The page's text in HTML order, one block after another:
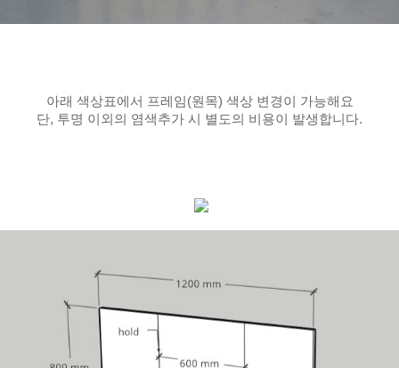
아래 색상표에서 프레임(원목) 색상 변경이 가능해요
단, 투명 이외의 염색추가 시 별도의 비용이 발생합니다.